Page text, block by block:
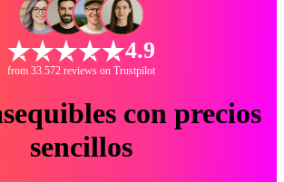
4.9
from 33.572 reviews on Trustpilot
con precios
sencillos